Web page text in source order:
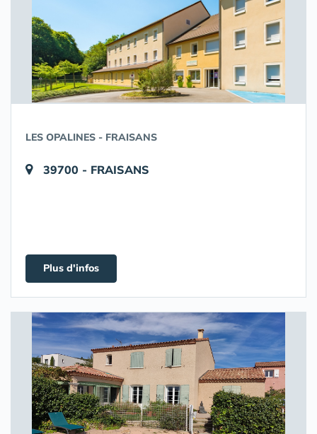
LES OPALINES - FRAISANS
39700 - FRAISANS
Plus d'infos